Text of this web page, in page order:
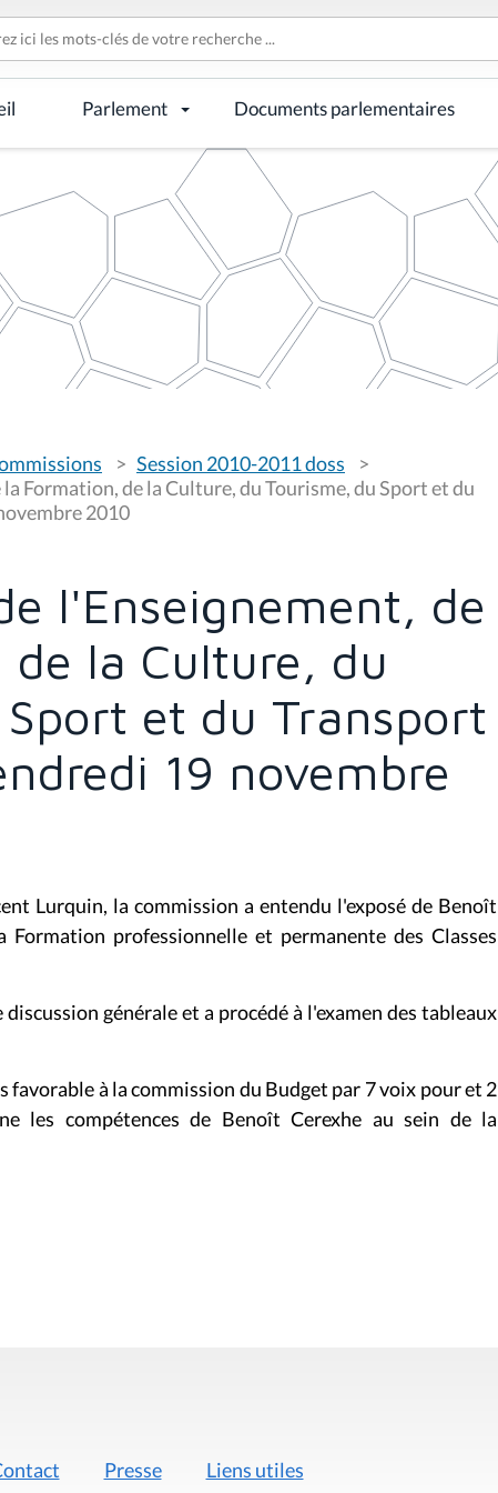
Parlement Documents parlementaires
Session 2010-2011 doss
Formation, de la Culture, du Tourisme, du Sport et du
2010
l'Enseignement, de
la Culture, du
et du Transport
19 novembre
Lurquin, la commission a entendu l'exposé de Benoît
Formation professionnelle et permanente des Classes
générale et a procédé à l'examen des tableaux
favorable à la commission du Budget par 7 voix pour et 2
les compétences de Benoît Cerexhe au sein de la
Presse Liens utiles